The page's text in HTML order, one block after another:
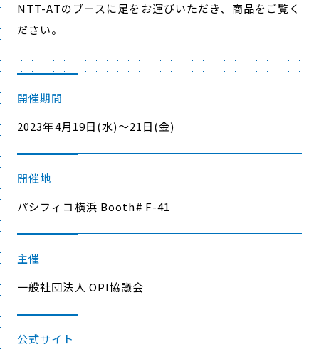
NTT-ATのブースに足をお運びいただき、商品をご覧く
ださい。
開催期間
2023年4月19日(水)～21日(金)
開催地
パシフィコ横浜 Booth# F-41
主催
一般社団法人 OPI協議会
公式サイト